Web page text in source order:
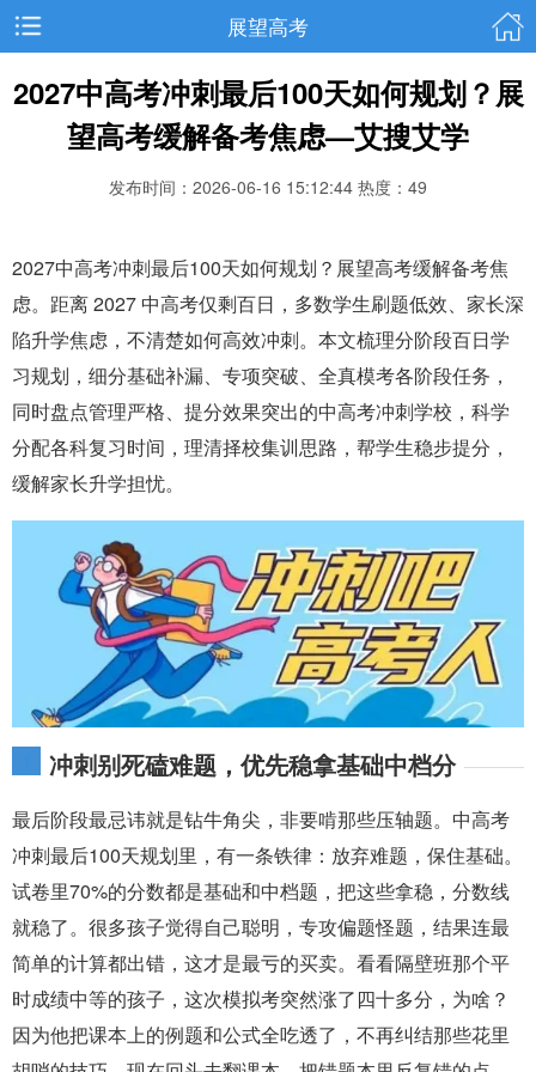
展望高考
2027中高考冲刺最后100天如何规划？展
望高考缓解备考焦虑—艾搜艾学
发布时间：2026-06-16 15:12:44 热度：49
2027中高考冲刺最后100天如何规划？展望高考缓解备考焦
虑。距离 2027 中高考仅剩百日，多数学生刷题低效、家长深
陷升学焦虑，不清楚如何高效冲刺。本文梳理分阶段百日学
习规划，细分基础补漏、专项突破、全真模考各阶段任务，
同时盘点管理严格、提分效果突出的中高考冲刺学校，科学
分配各科复习时间，理清择校集训思路，帮学生稳步提分，
缓解家长升学担忧。
冲刺别死磕难题，优先稳拿基础中档分
最后阶段最忌讳就是钻牛角尖，非要啃那些压轴题。中高考
冲刺最后100天规划里，有一条铁律：放弃难题，保住基础。
试卷里70%的分数都是基础和中档题，把这些拿稳，分数线
就稳了。很多孩子觉得自己聪明，专攻偏题怪题，结果连最
简单的计算都出错，这才是最亏的买卖。看看隔壁班那个平
时成绩中等的孩子，这次模拟考突然涨了四十多分，为啥？
因为他把课本上的例题和公式全吃透了，不再纠结那些花里